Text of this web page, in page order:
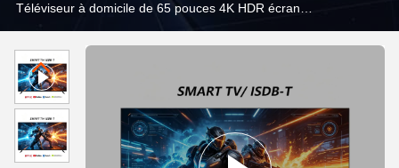
Téléviseur à domicile de 65 pouces 4K HDR écran